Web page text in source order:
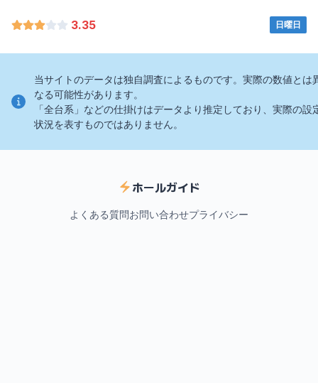
3.35 日曜日
当サイトのデータは独自調査によるものです。実際の数値とは
なる可能性があります。
「全台系」などの仕掛けはデータより推定しており、実際の設
状況を表すものではありません。
ホールガイド
よくある質問お問い合わせプライバシー